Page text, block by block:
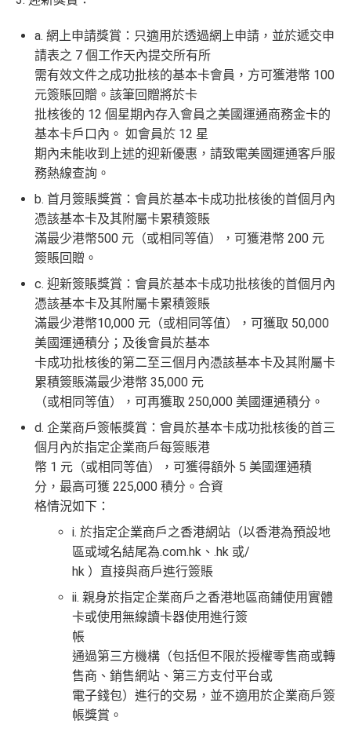
💰迎新總
計
完成所有條件 (總簽賬
HK$30,000：包括
HK$20,000 本地 +
HK$10,000 外幣)
AE積分(可
里數)
簽賬回贈 + 8
整個迎新期合共可賺 高達32,805里數+HK$550簽賬回
贈+88里賞金#！
條款寫合資格迎新簽賬積分將於簽賬後8個星期內存
入，但實測過係簽賬後3日內就入到！超快手趕住要里數
首年免年費，其後每年HK$2,200(收咗打去要求免，有
得傾的)
AE啲卡勝在食 信用卡迎新基本上你簽到嘅賬就當合資
格簽賬，無再細分信用卡交保險/醫療/廣告費/交租果啲
唔計，所以可以放心簽。
#每1里賞金 ≈ HK$1，可兌換FPS轉數快回贈！詳情 MrMil
es.hk/mmcredit AE Explorer Card優點
首年免年費而且AE Explorer一年有8次機場貴賓室免費
用（2026年起有條件）
oots98 或 Lee Fa Yuen Express到攞份餐
留意AE Explorer可以用既Lounge唔係
rion Lounge而係環亞機場貴賓室
每年簽賬達HK$150,000，可獲豁免下年度HK
$2,200之基本卡會籍年費，亦可繼續使用首2張
附屬卡而無須繳付年費
積分無限期，AE積分可兌換至10間航空公司夥伴之
飛行里數（ 行政費亦將全免
）：Asia Miles, Avios、E
mirates、Finnair及KrisFlyer等里數計劃都有份：18,00
0運通積分= 1,000里→
卡
迎
新
項
目
現有客戶迎新優惠詳情
H
K
0
簽
賬
回
贈
首3個月內用基本卡或附屬卡為手機八達通包括
iPhone、Apple Watch或Android手機，單次增
值淨HK$600
76
萬
積
分
簽
迎
新
首6個月內累積簽賬滿HK$6萬有32萬積分於第
15至17個月期間，進行一次任何金額的合資格
簽賬再有額外32萬積分 本地簽賬2X積分，簽賬
es.hk/ae-charge-apply/
88
申請完填FormMrMiles.hk/ap-form賺多88里賞
金#❗️（由里先生派出🎯38新會員+成功批卡50額
外里賞金）
以上加總，迎新有
K$50簽賬回贈，獎賞由AE直接存入。同埋有88里賞金#
(由里先生派出)， 獎賞將於簽賬後16星期或以內存入卡會
員之基本卡的美國運通積分計劃戶口內。
新客戶立即申請
年費要$2,200，即使有AE白金卡
海外簽賬手續費小貴，有2%收費(其他卡做緊1至1.9
5%)
轉換成飛行里數手續費每次$400
查看更多信用卡詳情及分析...
❎缺點
網上繳費無回贈
無得儲里數
查看更多信用卡詳情及分析...
AE Essential迎新優惠冷河期12個月，迎新優惠不適用
於現時持有或於申請日期起計過去 12 個月內曾取消或
曾為任何由美國運通香港批核的信用卡或簽賬卡之基
本卡會員。美國運通保留從卡會員之運通卡賬戶內扣
除有關推薦獎賞及迎新優惠價值之權利而不作事先通
知。
如12 個月內取消該卡，按條款話有可能收返迎新
AE Essential年費及年薪要求
年薪要求：HK$120,000/年 (其實學生都批到)
批得好寬鬆！即使年薪未夠都可以試咗先！信貸紀錄
本身準時還款都會批到卡！
年費：永久免年費
亦可繼續使用首2張附屬卡而無須繳付年費
AE Essential特點
Amex唯一一張永久免年費
如用開AE白金卡第二年要收年費時可以選擇取消卡停
一停先，過一過冷河，啲
AE積分 可以轉咗去呢個AE E
ssential到先唔需要急住燒晒啲分
但有得換里數都算係咁
電影禮遇 ：專享香港百老匯院線4DX、3D、2D及 IMA
X 電影正價戲票9折優惠
查看更多信用卡詳情及分析...
a. 網上申請獎賞：只適用於透過網上申請，並於遞交申
請表之 7 個工作天內提交所有所
需有效文件之成功批核的基本卡會員，方可獲港幣 100
元簽賬回贈。該筆回贈將於卡
批核後的 12 個星期內存入會員之美國運通商務金卡的
基本卡戶口內。 如會員於 12 星
期內未能收到上述的迎新優惠，請致電美國運通客戶服
務熱線查詢。
b. 首月簽賬獎賞：會員於基本卡成功批核後的首個月內
憑該基本卡及其附屬卡累積簽賬
滿最少港幣500 元（或相同等值），可獲港幣 200 元
簽賬回贈。
c. 迎新簽賬獎賞：會員於基本卡成功批核後的首個月內
憑該基本卡及其附屬卡累積簽賬
滿最少港幣10,000 元（或相同等值），可獲取 50,000
美國運通積分；及後會員於基本
卡成功批核後的第二至三個月內憑該基本卡及其附屬卡
累積簽賬滿最少港幣 35,000 元
（或相同等值），可再獲取 250,000 美國運通積分。
d. 企業商戶簽帳獎賞：會員於基本卡成功批核後的首三
個月內於指定企業商戶每簽賬港
幣 1 元（或相同等值），可獲得額外 5 美國運通積
分，最高可獲 225,000 積分。合資
格情況如下：
i. 於指定企業商戶之香港網站（以香港為預設地
區或域名結尾為.com.hk、.hk 或/
hk ）直接與商戶進行簽賬
ii. 親身於指定企業商戶之香港地區商鋪使用實體
卡或使用無線讀卡器使用進行簽
帳
通過第三方機構（包括但不限於授權零售商或轉
售商、銷售網站、第三方支付平台或
電子錢包）進行的交易，並不適用於企業商戶簽
帳獎賞。